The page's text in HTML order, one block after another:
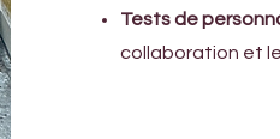
Tests de
collaboration et